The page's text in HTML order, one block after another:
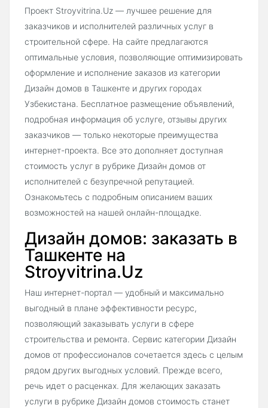
Проект Stroyvitrina.Uz — лучшее решение для
заказчиков и исполнителей различных услуг в
строительной сфере. На сайте предлагаются
оптимальные условия, позволяющие оптимизировать
оформление и исполнение заказов из категории
Дизайн домов в Ташкенте и других городах
Узбекистана. Бесплатное размещение объявлений,
подробная информация об услуге, отзывы других
заказчиков — только некоторые преимущества
интернет-проекта. Все это дополняет доступная
стоимость услуг в рубрике Дизайн домов от
исполнителей с безупречной репутацией.
Ознакомьтесь с подробным описанием ваших
возможностей на нашей онлайн-площадке.
Дизайн домов: заказать в
Ташкенте на
Stroyvitrina.Uz
Наш интернет-портал — удобный и максимально
выгодный в плане эффективности ресурс,
позволяющий заказывать услуги в сфере
строительства и ремонта. Сервис категории Дизайн
домов от профессионалов сочетается здесь с целым
рядом других выгодных условий. Прежде всего,
речь идет о расценках. Для желающих заказать
услуги в рубрике Дизайн домов стоимость станет